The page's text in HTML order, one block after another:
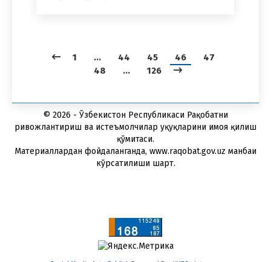
1 … 44 45 46
47
48
… 126
© 2026 - Ўзбекистон Республикаси Рақобатни
ривожлантириш ва истеъмолчилар ҳуқуқларини ҳимоя қилиш
қўмитаси.
Материаллардан фойдаланганда, www.raqobat.gov.uz манбаи
кўрсатилиши шарт.